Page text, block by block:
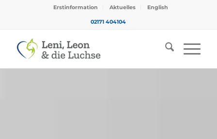
Erstinformation Aktuelles English
02171 404104